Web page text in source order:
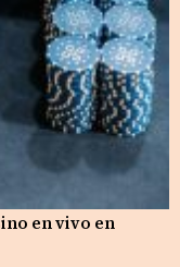
en vivo en